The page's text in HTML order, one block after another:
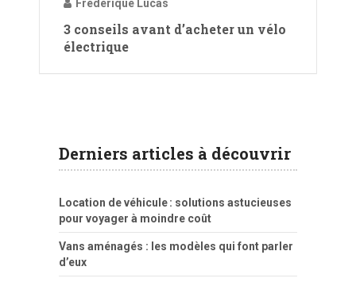
Fréderique Lucas
3 conseils avant d’acheter un vélo
électrique
Derniers articles à découvrir
Location de véhicule : solutions astucieuses
pour voyager à moindre coût
Vans aménagés : les modèles qui font parler
d’eux